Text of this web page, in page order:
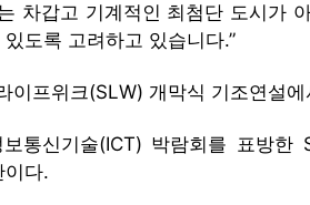
차갑고 기계적인 최첨단 도시가
도록 고려하고 있습니다.”
이프위크(SLW) 개막식 기조연설
통신기술(ICT) 박람회를 표방
이다.